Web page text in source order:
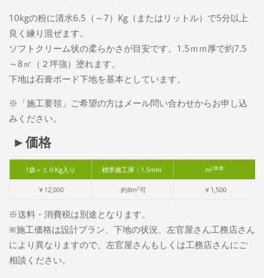
10kgの粉に清水6.5（～7）Kg（またはリットル）で5分以上
良く練り混ぜます。
ソフトクリーム状の柔らかさが目安です。1.5ｍｍ厚で約7.5
～8㎡（２坪強）塗れます。
下地は石膏ボード下地を基本としています。
※「施工要領」ご希望の方はメール問い合わせからお申し込
みください。
►価格
1袋＝１０Kg入り 標準施工厚：1.5mm m2単価
￥12,000 約8m2可 ￥1,500
※送料・消費税は別途となります。
※施工価格は設計プラン、下地の状況、左官屋さん工務店さん
により異なりますので、左官屋さんもしくは工務店さんにご
相談ください。